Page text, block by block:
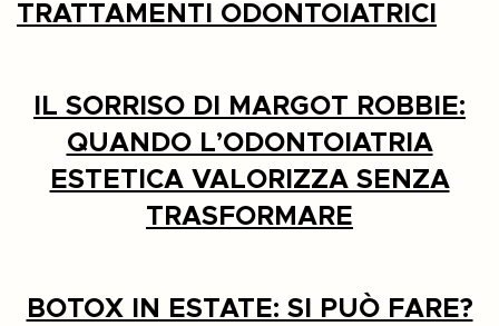
TRATTAMENTI ODONTOIATRICI
IL SORRISO DI MARGOT ROBBIE:
QUANDO L’ODONTOIATRIA
ESTETICA VALORIZZA SENZA
TRASFORMARE
BOTOX IN ESTATE: SI PUÒ FARE?